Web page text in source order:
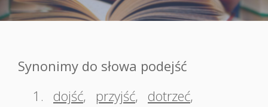
Synonimy do słowa podejść
1.
dojść, przyjść, dotrzeć,